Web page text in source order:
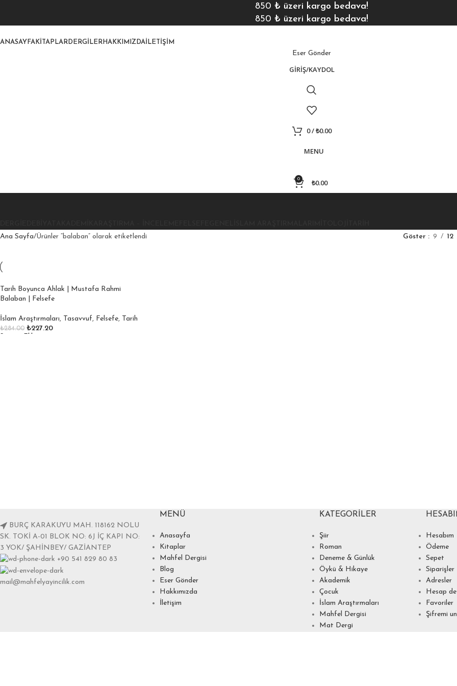
850 ₺ üzeri kargo bedava!
850 ₺ üzeri kargo bedava!
ANASAYFA KITAPLAR DERGILER HAKKIMIZDA İLETIŞIM
Eser Gönder
GIRIŞ/KAYDOL
0/₺0.00
MENU
0 ₺0.00
Ana Sayfa Ürünler “balaban” olarak etiketlendi Göster 9 12
Tarih Boyunca Ahlak | Mustafa Rahmi
Balaban | Felsefe
İslam Araştırmaları, Tasavvuf, Felsefe, Tarih
₺284.00 ₺227.20
BURÇ KARAKUYU MAH. 118162 NOLU
SK. TOKİ A-01 BLOK NO: 6J İÇ KAPI NO:
3 YOK/ ŞAHİNBEY/ GAZİANTEP
+90 541 829 80 83
mail@mahfelyayincilik.com
MENÜ
Anasayfa
Kitaplar
Mahfel Dergisi
Blog
Eser Gönder
Hakkımızda
İletişim
KATEGORILER
Şiir
Roman
Deneme & Günlük
Öykü & Hikaye
Akademik
Çocuk
İslam Araştırmaları
Mahfel Dergisi
Mat Dergi
Hesabım
Ödeme
Sepet
Siparişler
Adresler
Hesap
Favoriler
Şifremi